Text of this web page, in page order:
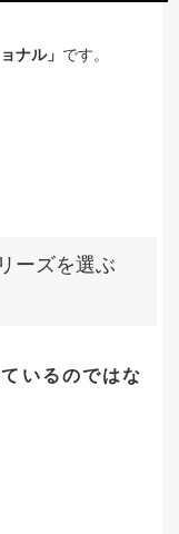
ナル」 です。
ーズを選ぶ
いるのではな